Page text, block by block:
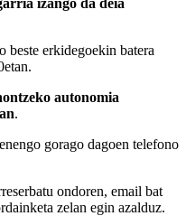
beste erkidegoekin batera
autonomia
.
gorago dagoen telefono
ondoren, email bat
zelan egin azalduz.